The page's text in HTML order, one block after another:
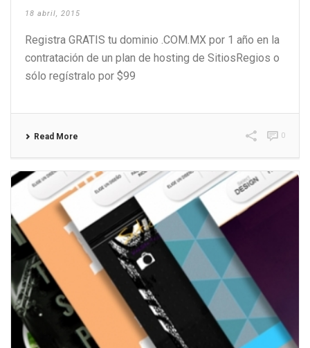
18 abril, 2015
Registra GRATIS tu dominio .COM.MX por 1 año en la
contratación de un plan de hosting de SitiosRegios o
sólo regístralo por $99
Read More 0